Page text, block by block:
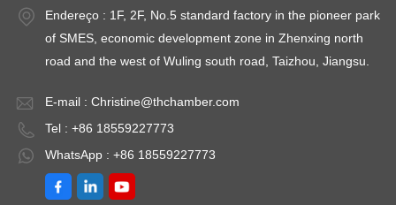
Endereço : 1F, 2F, No.5 standard factory in the pioneer park
of SMES, economic development zone in Zhenxing north
road and the west of Wuling south road, Taizhou, Jiangsu.
E-mail : Christine@thchamber.com
Tel : +86 18559227773
WhatsApp : +86 18559227773